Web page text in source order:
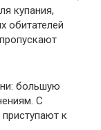
купания,
обитателей
большую
С
к